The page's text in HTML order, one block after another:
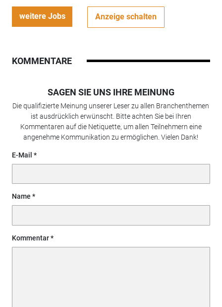
weitere Jobs Anzeige schalten
KOMMENTARE
SAGEN SIE UNS IHRE MEINUNG
Die qualifizierte Meinung unserer Leser zu allen Branchenthemen
ist ausdrücklich erwünscht. Bitte achten Sie bei Ihren
Kommentaren auf die Netiquette, um allen Teilnehmern eine
angenehme Kommunikation zu ermöglichen. Vielen Dank!
E-Mail
Name
Kommentar